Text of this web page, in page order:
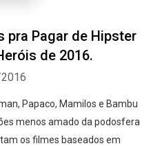
pra Pagar de Hipster
de 2016.
Papaco, Mamilos e Bambu
menos amado da podosfera
os filmes baseados em
Twitter E-mail